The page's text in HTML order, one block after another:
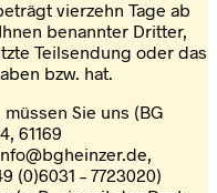
vierzehn Tage ab
benannter Dritter,
Teilsendung oder das
bzw. hat.
Sie uns (BG
61169
(0)6031 – 7723020)